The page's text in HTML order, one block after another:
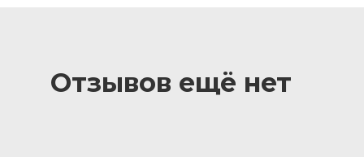
Отзывов ещё нет